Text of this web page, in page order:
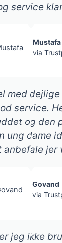
service
Mustafa
via
med dejlige
service.
og den
ung dame
anbefale jer
Govand
via
jeg ikke